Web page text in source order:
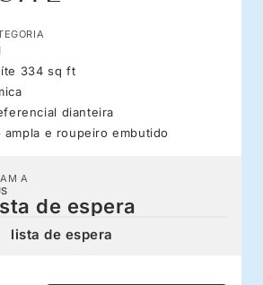
334 sq ft
dianteira
ampla e roupeiro embutido
A
de espera
lista de espera